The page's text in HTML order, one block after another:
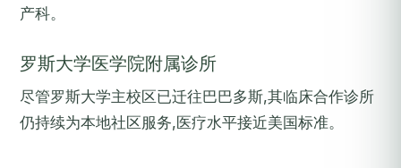
产科。
罗斯大学医学院附属诊所
尽管罗斯大学主校区已迁往巴巴多斯,其临床合作诊所
仍持续为本地社区服务,医疗水平接近美国标准。